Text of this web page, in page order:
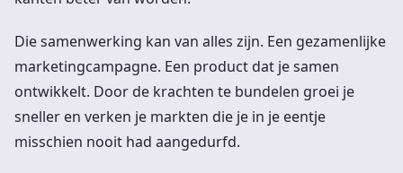
Die samenwerking kan van alles zijn. Een gezamenlijke
marketingcampagne. Een product dat je samen
ontwikkelt. Door de krachten te bundelen groei je
sneller en verken je markten die je in je eentje
misschien nooit had aangedurfd.